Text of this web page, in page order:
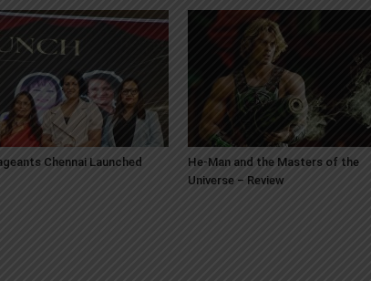
Chennai Launched
He-Man and the Masters of the
Universe – Review